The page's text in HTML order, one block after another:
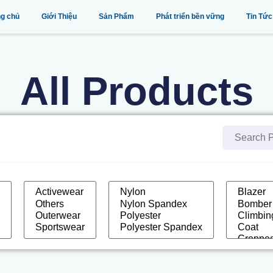
chủ Giới Thiệu Sản Phẩm Phát triển bền vững Tin Tức
All Products